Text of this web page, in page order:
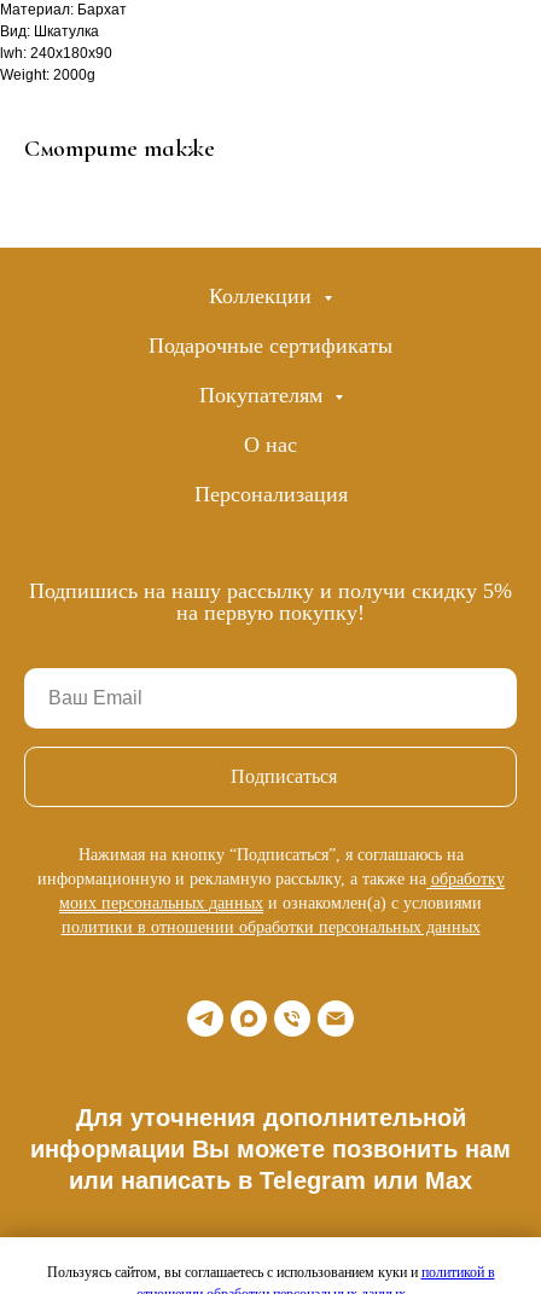
Материал: Бархат
Вид: Шкатулка
lwh: 240x180x90
Weight: 2000g
Смотрите также
Пользуясь сайтом, вы соглашаетесь с использованием куки и политикой в
Коллекции
Подарочные сертификаты
Покупателям
О нас
Персонализация
Подпишись на нашу рассылку и получи скидку 5%
на первую покупку!
Подписаться
Нажимая на кнопку “Подписаться”, я соглашаюсь на
информационную и рекламную рассылку, а также на обработку
моих персональных данных и ознакомлен(а) с условиями
политики в отношении обработки персональных данных
Для уточнения дополнительной
информации Вы можете позвонить нам
или написать в Telegram или Max
Телефон: +7 977 176 34 10